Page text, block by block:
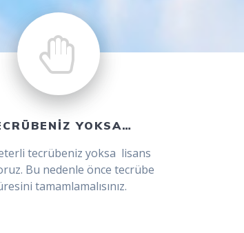
YOKSA…
tecrübeniz yoksa lisans
Bu nedenle önce tecrübe
tamamlamalısınız.